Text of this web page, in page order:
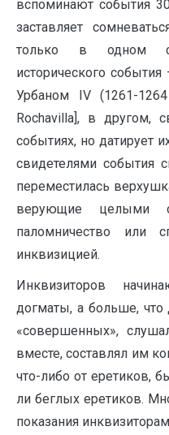
вспоминают события
заставляет
только в одном
исторического события
Урбаном IV (1261-
Rochavilla], в другом,
событиях, но датирует
свидетелями события
переместилась
верующие целыми
паломничество или
инквизицией.
Инквизиторов
догматы, а больше, что
«совершенных»,
вместе, составлял им
что-либо от еретиков,
ли беглых еретиков.
показания